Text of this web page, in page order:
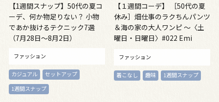
【1週間スナップ】50代の夏コ
ーデ、何か物足りない？ 小物
であか抜けるテクニック7選
（7月28日～8月2日）
ファッション
カジュアル
セットアップ
1週間スナップ
【１週間コーデ】 ［50代の夏
休み］畑仕事のラクちんパンツ
＆海の家の大人ワンピ ～〈土
曜日・日曜日〉#022 Emi
ファッション
着こなし 趣味 1週間スナップ